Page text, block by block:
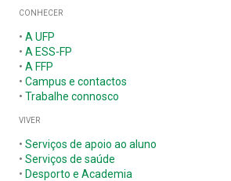
CONHECER
•A UFP
•A ESS-FP
•A FFP
•Campus e contactos
•Trabalhe connosco
VIVER
•Serviços de apoio ao aluno
•Serviços de saúde
• Desporto e Academia